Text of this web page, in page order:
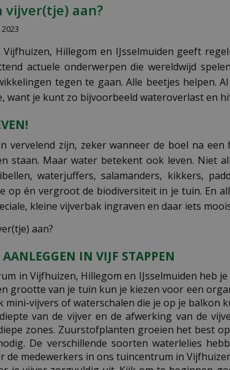
vijver(tje) aan?
Hillegom en IJsselmuiden geeft
actuele onderwerpen die wereldwijd
tegen te gaan. Alle beetjes helpen.
want je kunt zo bijvoorbeeld wateroverlast en
vervelend zijn, zeker wanneer de boel na
staan. Maar water betekent ook leven. Niet
waterjuffers, salamanders, kikkers,
op én vergroot de biodiversiteit in je tuin. En
kleine vijverbak ingraven en daar iets
AANLEGGEN IN VIJF STAPPEN
in Vijfhuizen, Hillegom en IJsselmuiden heb
grootte van je tuin kun je kiezen voor een
mini-vijvers of waterschalen die je op je balkon
van de vijver en de afwerking van de
zones. Zuurstofplanten groeien het best
De verschillende soorten waterlelies
de medewerkers in ons tuincentrum in